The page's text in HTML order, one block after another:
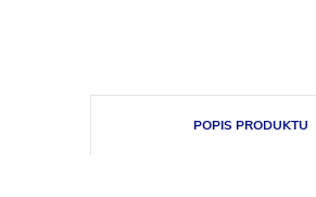
POPIS PRODUKTU